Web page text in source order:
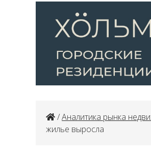
/Аналитика рынка
жилье выросла